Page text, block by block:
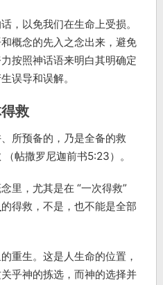
，以免我们在生命上受损。
概念的先入之念出来，避免
按照神话语来明白其明确定
误导和误解。
救
所预备的，乃是全备的救
帖撒罗尼迦前书5:23）。
里，尤其是在 “一次得救”
的得救，不是，也不能是全部
重生。这是人生命的位置，
乎神的拣选，而神的选择并